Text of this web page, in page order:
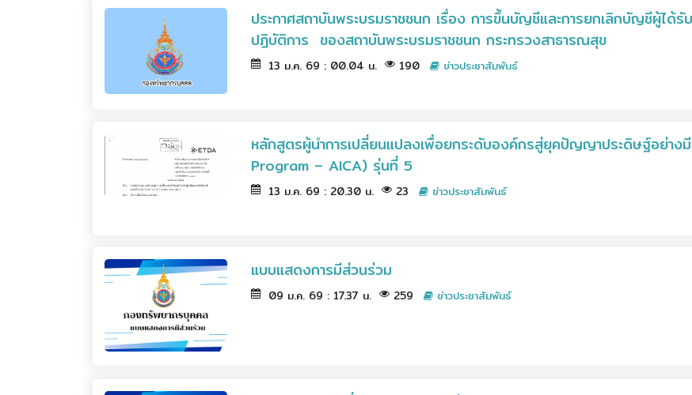
ประกาศสถาบันพระบรมราชชนก เรื่อง การขึ้นบัญชีและการยกเลิกบัญชีผู้ได้
ปฏิบัติการ ของสถาบันพระบรมราชชนก กระทรวงสาธารณสุข
13 ม.ค. 69 : 00.04 น. 190 ข่าวประชาสัมพันธ์
หลักสูตรผู้นำการเปลี่ยนแปลงเพื่อยกระดับองค์กรสู่ยุคปัญญาประดิษฐ์อย่า
Program – AICA) รุ่นที่ 5
13 ม.ค. 69 : 20.30 น. 23 ข่าวประชาสัมพันธ์
แบบแสดงการมีส่วนร่วม
09 ม.ค. 69 : 17.37 น. 259 ข่าวประชาสัมพันธ์